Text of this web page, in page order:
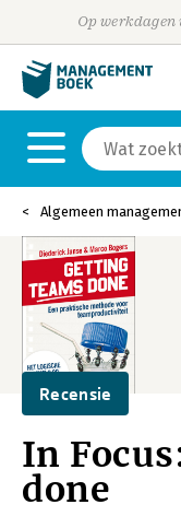
Op werkdagen
Algemeen
Recensie
In
done